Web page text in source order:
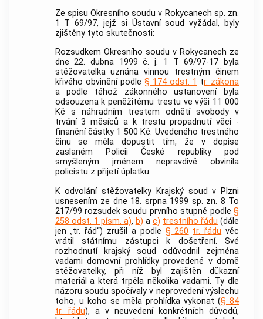
Ze spisu Okresního soudu v Rokycanech sp. zn.
1 T 69/97, jejž si Ústavní soud vyžádal, byly
zjištěny tyto skutečnosti:
Rozsudkem Okresního soudu v Rokycanech ze
dne 22. dubna 1999 č. j. 1 T 69/97-17 byla
stěžovatelka uznána vinnou trestným činem
křivého obvinění podle § 174 odst. 1 tr. zákona
a podle téhož zákonného ustanovení byla
odsouzena k peněžitému trestu ve výši 11 000
Kč s náhradním trestem odnětí svobody v
trvání 3 měsíců a k trestu propadnutí věci -
finanční částky 1 500 Kč. Uvedeného trestného
činu se měla dopustit tím, že v dopise
zaslaném Policii České republiky pod
smyšleným jménem nepravdivě obvinila
policistu z přijetí úplatku.
K odvolání stěžovatelky Krajský soud v Plzni
usnesením ze dne 18. srpna 1999 sp. zn. 8 To
217/99 rozsudek soudu prvního stupně podle §
258 odst. 1 písm. a), b) a c) trestního řádu (dále
jen „tr. řád“) zrušil a podle § 260 tr. řádu věc
vrátil státnímu zástupci k došetření. Své
rozhodnutí krajský soud odůvodnil zejména
vadami domovní prohlídky provedené v domě
stěžovatelky, při níž byl zajištěn důkazní
materiál a která trpěla několika vadami. Ty dle
názoru soudu spočívaly v neprovedení výslechu
toho, u koho se měla prohlídka vykonat (§ 84
tr. řádu), a v neuvedení konkrétních důvodů,